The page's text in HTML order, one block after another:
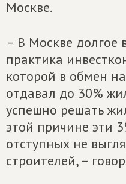
Москве.
– В Москве долгое
практика
которой в обмен
отдавал до 30%
успешно решать
этой причине эти
отступных не
строителей, –